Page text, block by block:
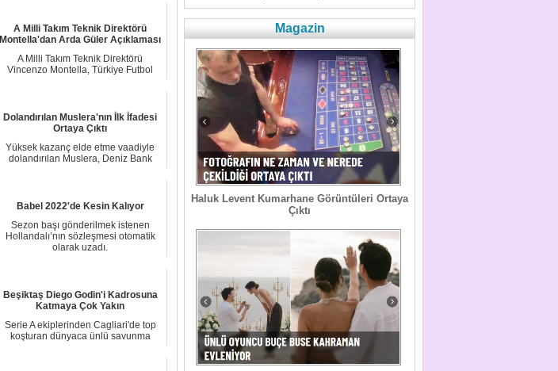
A Milli Takım Teknik Direktörü
Montella'dan Arda Güler Açıklaması
A Milli Takım Teknik Direktörü
Vincenzo Montella, Türkiye Futbol
Dolandırılan Muslera'nın İlk İfadesi
Ortaya Çıktı
Yüksek kazanç elde etme vaadiyle
dolandırılan Muslera, Deniz Bank
Babel 2022'de Kesin Kalıyor
Sezon başı gönderilmek istenen
Hollandalı’nın sözleşmesi otomatik
olarak uzadı.
Beşiktaş Diego Godin'i Kadrosuna
Katmaya Çok Yakın
Serie A ekiplerinden Cagliari'de top
koşturan dünyaca ünlü savunma
Magazin
Haluk Levent Kumarhane Görüntüleri Ortaya
Çıktı